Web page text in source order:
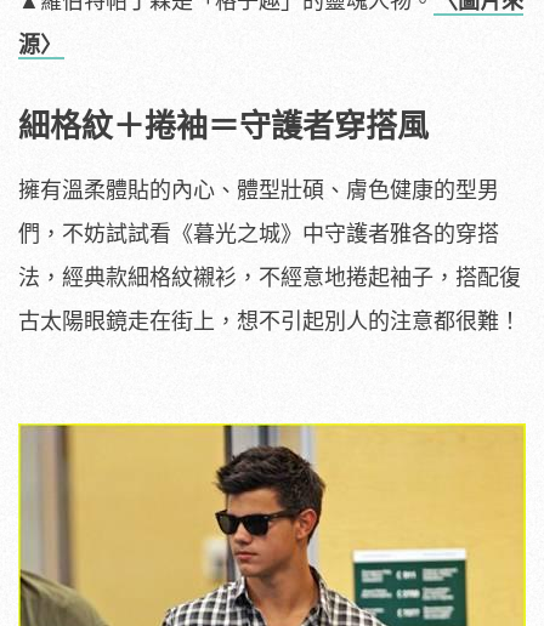
源〉
細格紋＋捲袖＝守護者穿搭風
擁有溫柔體貼的內心、體型壯碩、膚色健康的型男
們，不妨試試看《暮光之城》中守護者雅各的穿搭
法，經典款細格紋襯衫，不經意地捲起袖子，搭配復
古太陽眼鏡走在街上，想不引起別人的注意都很難！